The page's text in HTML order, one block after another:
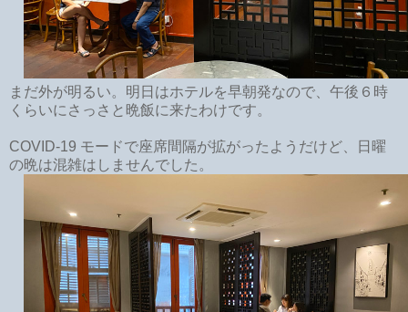
まだ外が明るい。明日はホテルを早朝発なので、午後６時
くらいにさっさと晩飯に来たわけです。
COVID-19 モードで座席間隔が拡がったようだけど、日曜
の晩は混雑はしませんでした。